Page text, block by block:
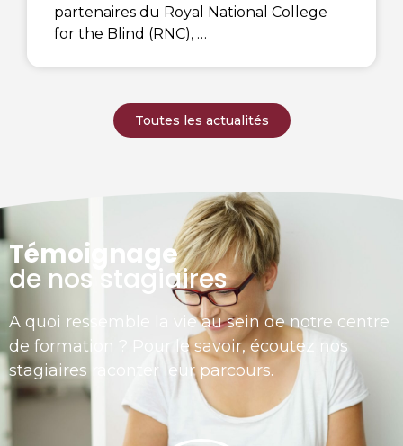
partenaires du Royal National College
for the Blind (RNC),
Toutes les actualités
Témoignage
de nos stagiaires
A quoi ressemble la vie au sein de notre centre
de formation ? Pour le savoir, écoutez nos
stagiaires raconter leur parcours.